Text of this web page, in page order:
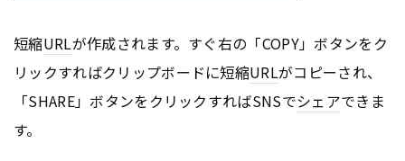
短縮URLが作成されます。すぐ右の「COPY」ボタンをク
リックすればクリップボードに短縮URLがコピーされ、
「SHARE」ボタンをクリックすればSNSでシェアできま
す。